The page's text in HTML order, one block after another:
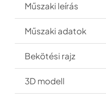
Műszaki leírás
Műszaki adatok
Bekötési rajz
3D modell